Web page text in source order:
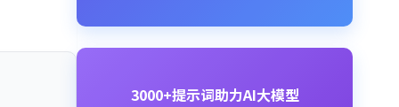
3000+提示词助力AI大模型